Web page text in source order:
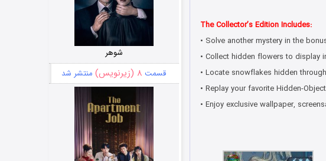
The Collector’s Edition Includes:
• Solve another mystery in the
• Collect hidden flowers to display
• Locate snowflakes hidden
• Replay your favorite Hidden-
• Enjoy exclusive wallpaper,
شوهر
قسمت ۸ (زیرنویس) منتشر شد